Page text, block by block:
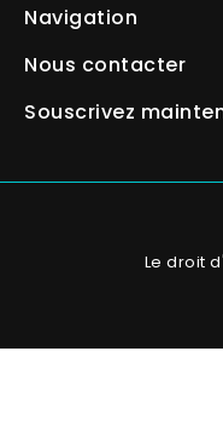
Navigation
Nous contacter
Souscrivez
Le droit